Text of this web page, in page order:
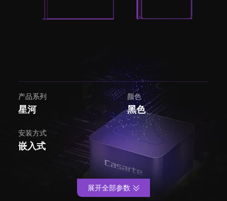
产品系列
星河
颜色
黑色
安装方式
嵌入式
展开全部参数